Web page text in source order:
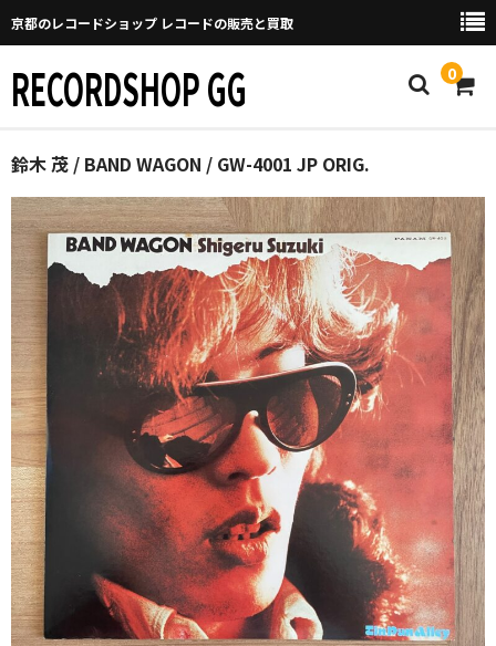
京都のレコードショップ レコードの販売と買取
RECORDSHOP GG 0
Home
マイページ
GGについて
買取について
取り置きなどについて
Categories
New Arrivals
新譜
GG RECORD （当店のレーベル）
全商品
JAZZ-US
鈴木 茂 / BAND WAGON / GW-4001 JP ORIG.